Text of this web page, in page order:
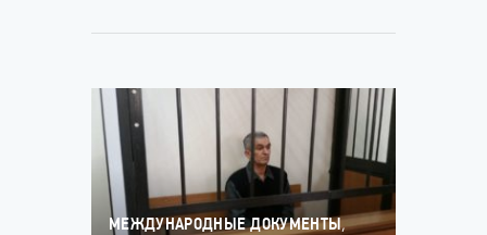
МЕЖДУНАРОДНЫЕ ДОКУМЕНТЫ,